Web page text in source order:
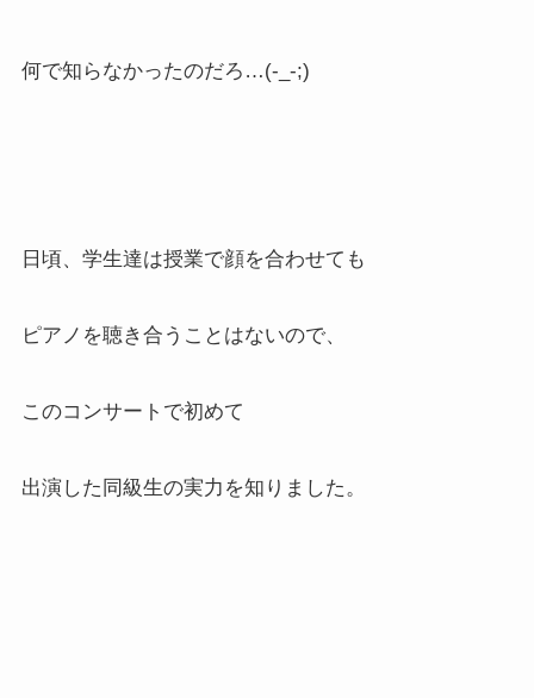
何で知らなかったのだろ…(-_-;)
日頃、学生達は授業で顔を合わせても
ピアノを聴き合うことはないので、
このコンサートで初めて
出演した同級生の実力を知りました。